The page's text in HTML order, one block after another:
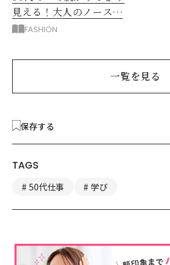
見える！大人のノースリ
ーブコーデ5選
FASHION
一覧を見る
保存する
TAGS
50代仕事 学び